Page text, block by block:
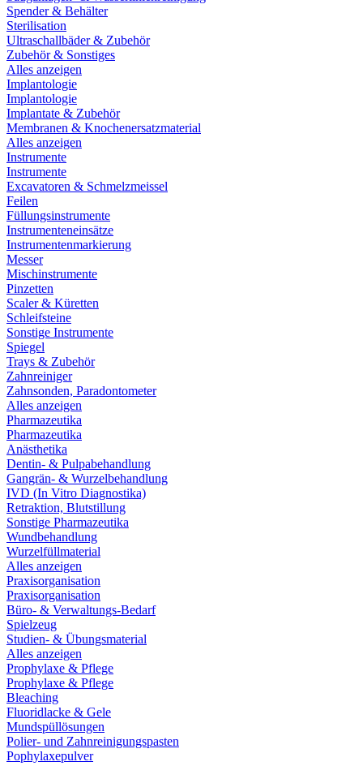
Spender & Behälter
Sterilisation
Ultraschallbäder & Zubehör
Zubehör & Sonstiges
Alles anzeigen
Implantologie
Implantologie
Implantate & Zubehör
Membranen & Knochenersatzmaterial
Alles anzeigen
Instrumente
Instrumente
Excavatoren & Schmelzmeissel
Feilen
Füllungsinstrumente
Instrumenteneinsätze
Instrumentenmarkierung
Messer
Mischinstrumente
Pinzetten
Scaler & Küretten
Schleifsteine
Sonstige Instrumente
Spiegel
Trays & Zubehör
Zahnreiniger
Zahnsonden, Paradontometer
Alles anzeigen
Pharmazeutika
Pharmazeutika
Anästhetika
Dentin- & Pulpabehandlung
Gangrän- & Wurzelbehandlung
IVD (In Vitro Diagnostika)
Retraktion, Blutstillung
Sonstige Pharmazeutika
Wundbehandlung
Wurzelfüllmaterial
Alles anzeigen
Praxisorganisation
Praxisorganisation
Büro- & Verwaltungs-Bedarf
Spielzeug
Studien- & Übungsmaterial
Alles anzeigen
Prophylaxe & Pflege
Prophylaxe & Pflege
Bleaching
Fluoridlacke & Gele
Mundspüllösungen
Polier- und Zahnreinigungspasten
Pophylaxepulver